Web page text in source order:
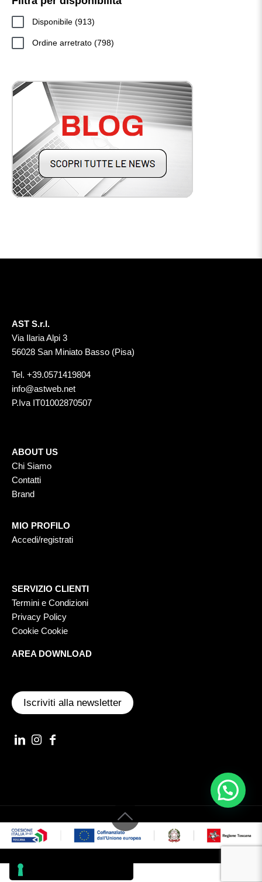
Disponibile 913913
Ordine arretrato 798798
AST S.r.l.
Via Ilaria Alpi 3
56028 San Miniato Basso (Pisa)
Tel. +39.0571419804
info@astweb.net
P.Iva IT01002870507
ABOUT US
Chi Siamo
Contatti
Brand
MIO PROFILO
Accedi/registrati
SERVIZIO CLIENTI
Termini e Condizioni
Privacy Policy
Cookie Cookie
AREA DOWNLOAD
Iscriviti alla newsletter
© 2022 AST S.R.L. VIA ILARIA ALPI, 3 56028 SAN MINIATO (PI) -
REA PI97859 - P.IVA/CF/Nr iscriz. 01002870507 CAP. SOC. 51.480 €